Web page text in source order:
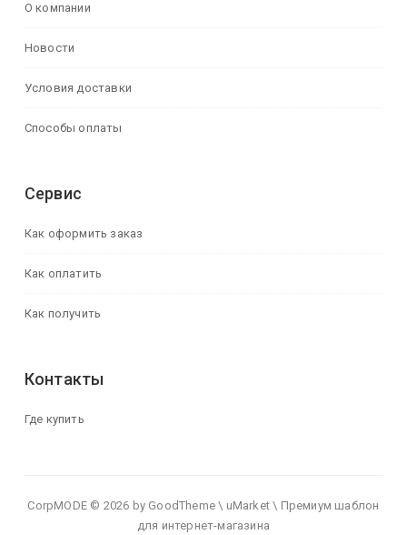
О компании
Новости
Условия доставки
Способы оплаты
Сервис
Как оформить заказ
Как оплатить
Как получить
Контакты
Где купить
CorpMODE © 2026 by GoodTheme \ uMarket \ Премиум шаблон
для интернет-магазина